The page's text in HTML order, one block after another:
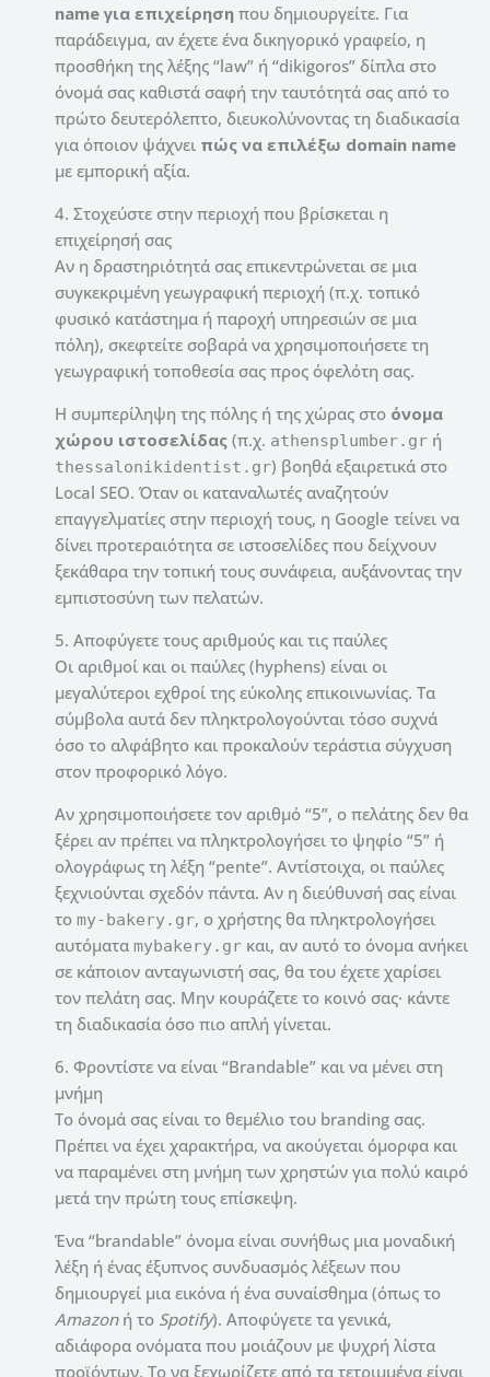
name για επιχείρηση που δημιουργείτε. Για
παράδειγμα, αν έχετε ένα δικηγορικό γραφείο, η
προσθήκη της λέξης “law” ή “dikigoros” δίπλα στο
όνομά σας καθιστά σαφή την ταυτότητά σας από το
πρώτο δευτερόλεπτο, διευκολύνοντας τη διαδικασία
για όποιον ψάχνει πώς να επιλέξω domain name
με εμπορική αξία.
4. Στοχεύστε στην περιοχή που βρίσκεται η
επιχείρησή σας
Αν η δραστηριότητά σας επικεντρώνεται σε μια
συγκεκριμένη γεωγραφική περιοχή (π.χ. τοπικό
φυσικό κατάστημα ή παροχή υπηρεσιών σε μια
πόλη), σκεφτείτε σοβαρά να χρησιμοποιήσετε τη
γεωγραφική τοποθεσία σας προς όφελότη σας.
Η συμπερίληψη της πόλης ή της χώρας στο όνομα
χώρου ιστοσελίδας (π.χ. athensplumber.gr ή
thessalonikidentist.gr) βοηθά εξαιρετικά στο
Local SEO. Όταν οι καταναλωτές αναζητούν
επαγγελματίες στην περιοχή τους, η Google τείνει να
δίνει προτεραιότητα σε ιστοσελίδες που δείχνουν
ξεκάθαρα την τοπική τους συνάφεια, αυξάνοντας την
εμπιστοσύνη των πελατών.
5. Αποφύγετε τους αριθμούς και τις παύλες
Οι αριθμοί και οι παύλες (hyphens) είναι οι
μεγαλύτεροι εχθροί της εύκολης επικοινωνίας. Τα
σύμβολα αυτά δεν πληκτρολογούνται τόσο συχνά
όσο το αλφάβητο και προκαλούν τεράστια σύγχυση
στον προφορικό λόγο.
Αν χρησιμοποιήσετε τον αριθμό “5”, ο πελάτης δεν θα
ξέρει αν πρέπει να πληκτρολογήσει το ψηφίο “5” ή
ολογράφως τη λέξη “pente”. Αντίστοιχα, οι παύλες
ξεχνιούνται σχεδόν πάντα. Αν η διεύθυνσή σας είναι
το my-bakery.gr, ο χρήστης θα πληκτρολογήσει
αυτόματα mybakery.gr και, αν αυτό το όνομα ανήκει
σε κάποιον ανταγωνιστή σας, θα του έχετε χαρίσει
τον πελάτη σας. Μην κουράζετε το κοινό σας· κάντε
τη διαδικασία όσο πιο απλή γίνεται.
6. Φροντίστε να είναι “Brandable” και να μένει στη
μνήμη
Το όνομά σας είναι το θεμέλιο του branding σας.
Πρέπει να έχει χαρακτήρα, να ακούγεται όμορφα και
να παραμένει στη μνήμη των χρηστών για πολύ καιρό
μετά την πρώτη τους επίσκεψη.
Ένα “brandable” όνομα είναι συνήθως μια μοναδική
λέξη ή ένας έξυπνος συνδυασμός λέξεων που
δημιουργεί μια εικόνα ή ένα συναίσθημα (όπως το
Amazonή το Spotify). Αποφύγετε τα γενικά,
αδιάφορα ονόματα που μοιάζουν με ψυχρή λίστα
προϊόντων. Το να ξεχωρίζετε από τα τετριμμένα είναι